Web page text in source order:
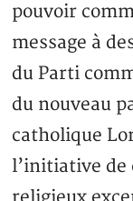
pouvoir
message à
du Parti
du nouveau
catholique
l’initiative